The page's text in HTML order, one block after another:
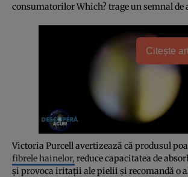
consumatorilor Which? trage un semnal de
Citește
Victoria Purcell avertizează că produsul
fibrele hainelor, reduce capacitatea de
și provoca iritații ale pielii și recomandă o